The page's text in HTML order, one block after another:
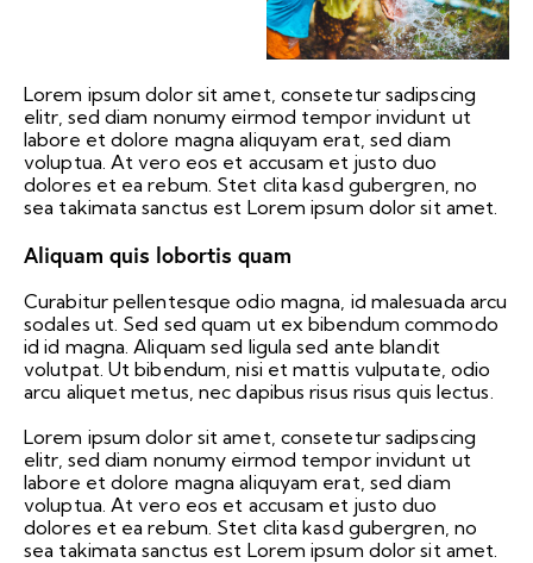
Lorem ipsum dolor sit amet, consetetur sadipscing
elitr, sed diam nonumy eirmod tempor invidunt ut
labore et dolore magna aliquyam erat, sed diam
voluptua. At vero eos et accusam et justo duo
dolores et ea rebum. Stet clita kasd gubergren, no
sea takimata sanctus est Lorem ipsum dolor sit amet.
Aliquam quis lobortis quam
Curabitur pellentesque odio magna, id malesuada arcu
sodales ut. Sed sed quam ut ex bibendum commodo
id id magna. Aliquam sed ligula sed ante blandit
volutpat. Ut bibendum, nisi et mattis vulputate, odio
arcu aliquet metus, nec dapibus risus risus quis lectus.
Lorem ipsum dolor sit amet, consetetur sadipscing
elitr, sed diam nonumy eirmod tempor invidunt ut
labore et dolore magna aliquyam erat, sed diam
voluptua. At vero eos et accusam et justo duo
dolores et ea rebum. Stet clita kasd gubergren, no
sea takimata sanctus est Lorem ipsum dolor sit amet.